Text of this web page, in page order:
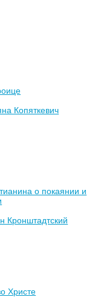
Копяткевич
о покаянии и
Кронштадтский
Христе